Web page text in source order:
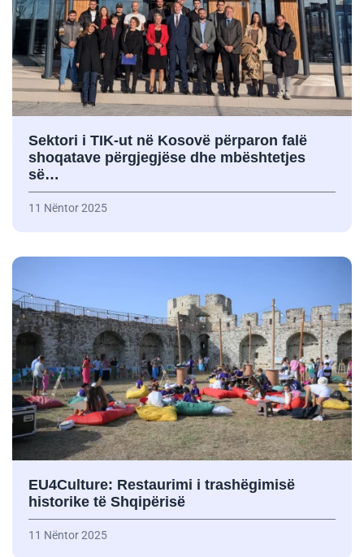
Sektori i TIK-ut në Kosovë përparon falë
shoqatave përgjegjëse dhe mbështetjes
së…
11 Nëntor 2025
EU4Culture: Restaurimi i trashëgimisë
historike të Shqipërisë
11 Nëntor 2025